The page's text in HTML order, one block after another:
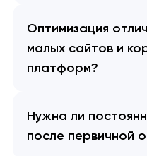
Оптимизация
малых сайтов и
платформ?
Нужна ли
после первичной